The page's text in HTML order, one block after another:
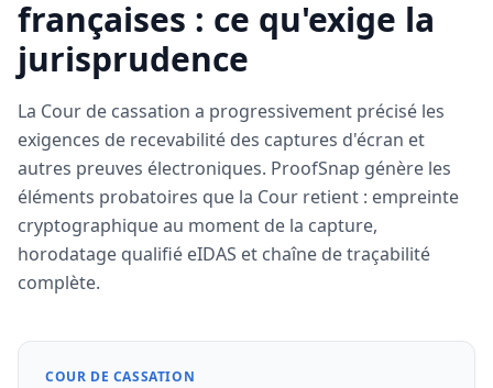
françaises : ce qu'exige la
jurisprudence
La Cour de cassation a progressivement précisé les
exigences de recevabilité des captures d'écran et
autres preuves électroniques. ProofSnap génère les
éléments probatoires que la Cour retient : empreinte
cryptographique au moment de la capture,
horodatage qualifié eIDAS et chaîne de traçabilité
complète.
COUR DE CASSATION